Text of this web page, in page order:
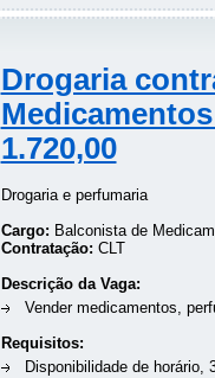
Drogaria
1.720,00
Drogaria e perfumaria
Cargo: Balconista de
Contratação: CLT
Descrição da Vaga:
Vender medicamentos,
Requisitos:
Disponibilidade de horário,